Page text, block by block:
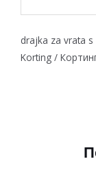
drajka za vrata
Korting /